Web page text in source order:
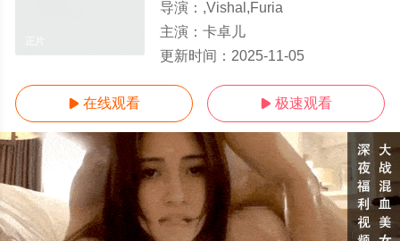
导演： ,Vishal,Furia
主演： 卡卓儿
更新时间： 2025-11-05
 在线观看  极速观看